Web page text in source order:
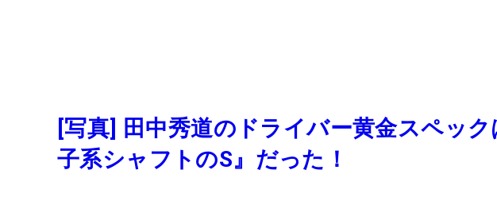
[写真] 田中秀道のドライバー黄金スペッ
子系シャフトのS』だった！